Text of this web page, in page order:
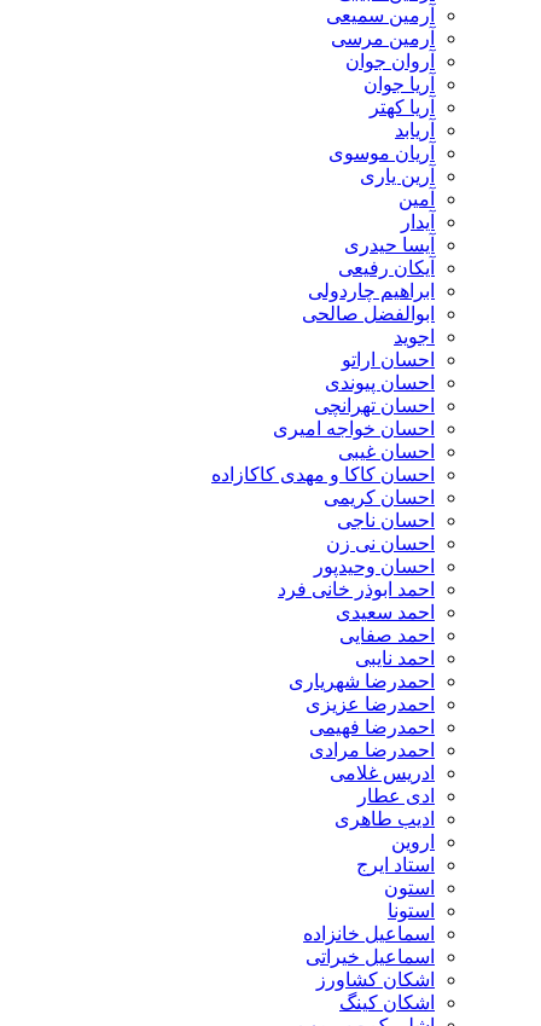
آرمین سمیعی
آرمین مرسی
آروان جوان
آریا جوان
آریا کهتر
آریابد
آریان موسوی
آرین یاری
آمین
آیدار
آیسا حیدری
آیکان رفیعی
ابراهیم چاردولی
ابوالفضل صالحی
اجوید
احسان اراتو
احسان پیوندی
احسان تهرانچی
احسان خواجه امیری
احسان غیبی
احسان کاکا و مهدی کاکازاده
احسان کریمی
احسان ناجی
احسان نی زن
احسان وحیدپور
احمد ابوذر خانی فرد
احمد سعیدی
احمد صفایی
احمد نایبی
احمدرضا شهریاری
احمدرضا عزیزی
احمدرضا فهیمی
احمدرضا مرادی
ادریس غلامی
ادی عطار
ادیب طاهری
اروین
استاد ایرج
استون
استونا
اسماعیل خانزاده
اسماعیل خیراتی
اشکان کشاورز
اشکان کینگ